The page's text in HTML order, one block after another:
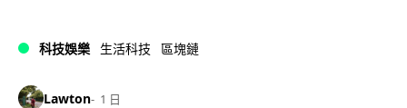
科技娛樂 生活科技 區塊鏈
Lawton 1 日